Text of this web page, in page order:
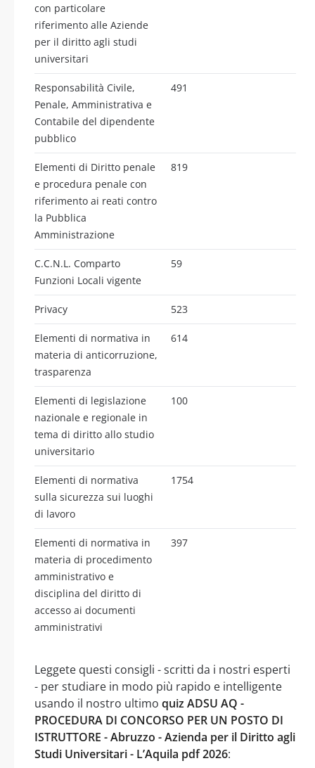
con particolare
riferimento alle Aziende
per il diritto agli studi
universitari
Responsabilità Civile,
Penale, Amministrativa e
Contabile del dipendente
pubblico
491
Elementi di Diritto penale
e procedura penale con
riferimento ai reati contro
la Pubblica
Amministrazione
819
C.C.N.L. Comparto
Funzioni Locali vigente
59
Privacy 523
Elementi di normativa in
materia di anticorruzione,
trasparenza
614
Elementi di legislazione
nazionale e regionale in
tema di diritto allo studio
universitario
100
Elementi di normativa
sulla sicurezza sui luoghi
di lavoro
1754
Elementi di normativa in
materia di procedimento
amministrativo e
disciplina del diritto di
accesso ai documenti
amministrativi
397
Leggete questi consigli - scritti da i nostri esperti
- per studiare in modo più rapido e intelligente
usando il nostro ultimo quiz ADSU AQ -
PROCEDURA DI CONCORSO PER UN POSTO DI
ISTRUTTORE - Abruzzo - Azienda per il Diritto agli
Studi Universitari - L’Aquila pdf 2026: